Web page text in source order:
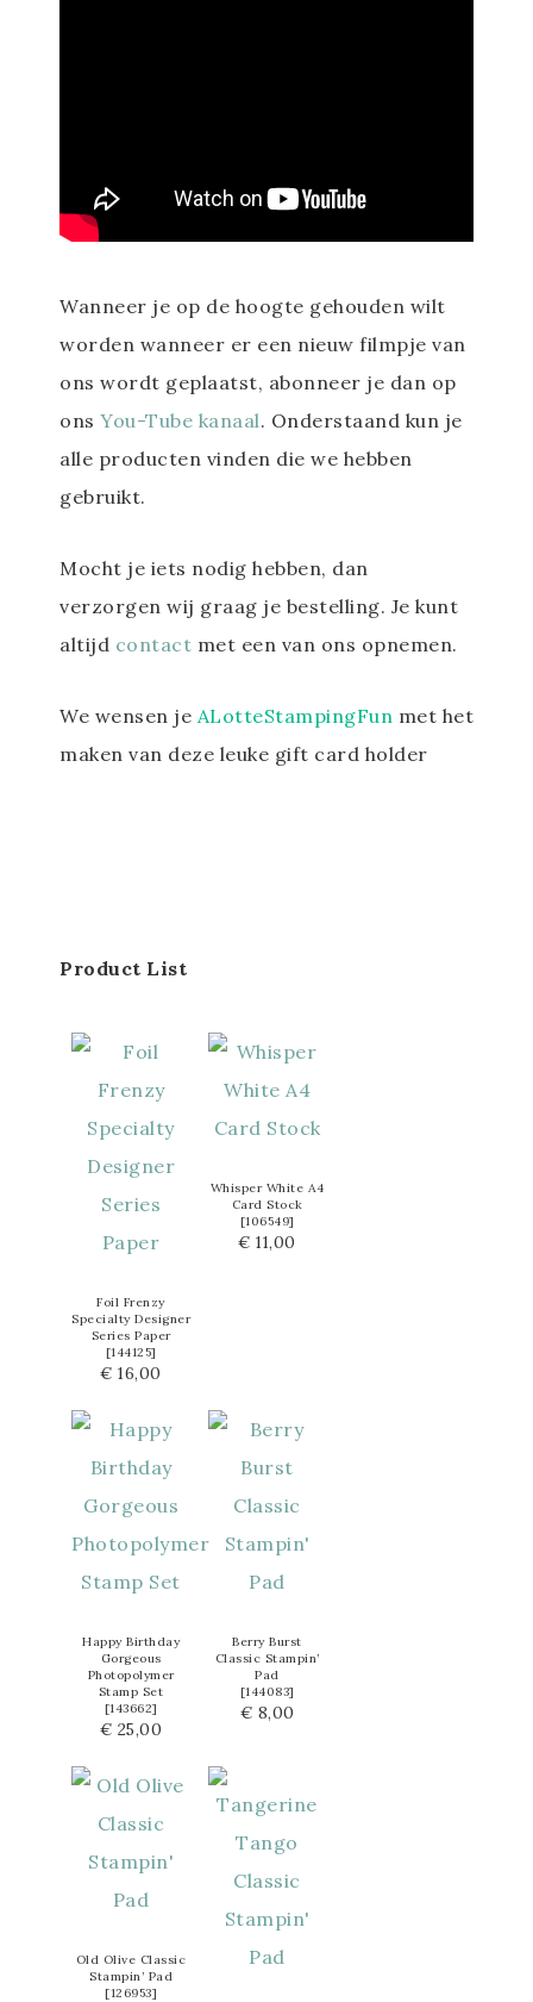
Wanneer je op de hoogte gehouden wilt
worden wanneer er een nieuw filmpje van
ons wordt geplaatst, abonneer je dan op
ons You-Tube kanaal. Onderstaand kun je
alle producten vinden die we hebben
gebruikt.
Mocht je iets nodig hebben, dan
verzorgen wij graag je bestelling. Je kunt
altijd contact met een van ons opnemen.
We wensen je ALotteStampingFun met het
maken van deze leuke gift card holder
Product List
Foil Frenzy
Specialty Designer
Series Paper
[144125]
€ 16,00
Whisper White A4
Card Stock
[106549]
€ 11,00
Happy Birthday
Gorgeous
Photopolymer
Stamp Set
[143662]
€ 25,00
Berry Burst
Classic Stampin’
Pad
[144083]
€ 8,00
Old Olive Classic
Stampin’ Pad
[126953]